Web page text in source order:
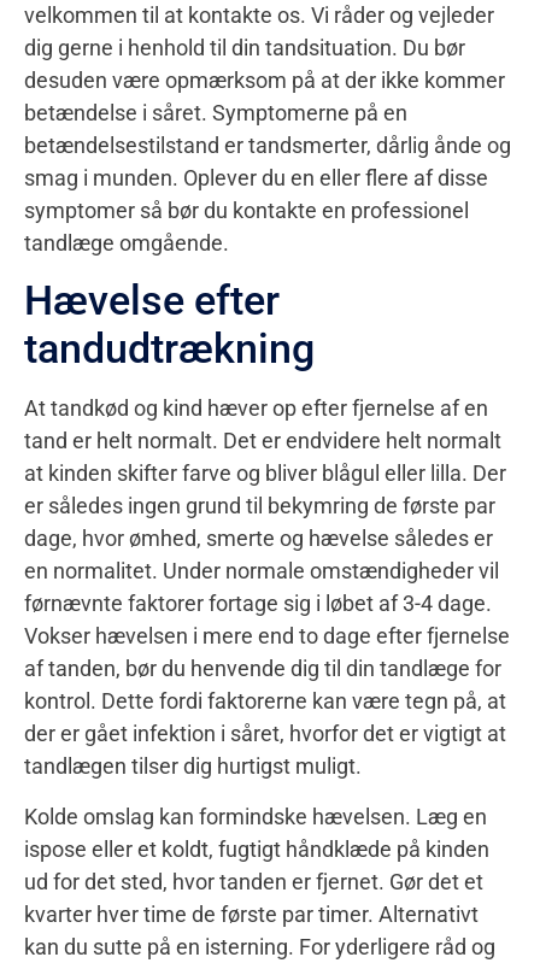
velkommen til at kontakte os. Vi råder og vejleder
dig gerne i henhold til din tandsituation. Du bør
desuden være opmærksom på at der ikke kommer
betændelse i såret. Symptomerne på en
betændelsestilstand er tandsmerter, dårlig ånde og
smag i munden. Oplever du en eller flere af disse
symptomer så bør du kontakte en professionel
tandlæge omgående.
Hævelse efter
tandudtrækning
At tandkød og kind hæver op efter fjernelse af en
tand er helt normalt. Det er endvidere helt normalt
at kinden skifter farve og bliver blågul eller lilla. Der
er således ingen grund til bekymring de første par
dage, hvor ømhed, smerte og hævelse således er
en normalitet. Under normale omstændigheder vil
førnævnte faktorer fortage sig i løbet af 3-4 dage.
Vokser hævelsen i mere end to dage efter fjernelse
af tanden, bør du henvende dig til din tandlæge for
kontrol. Dette fordi faktorerne kan være tegn på, at
der er gået infektion i såret, hvorfor det er vigtigt at
tandlægen tilser dig hurtigst muligt.
Kolde omslag kan formindske hævelsen. Læg en
ispose eller et koldt, fugtigt håndklæde på kinden
ud for det sted, hvor tanden er fjernet. Gør det et
kvarter hver time de første par timer. Alternativt
kan du sutte på en isterning. For yderligere råd og